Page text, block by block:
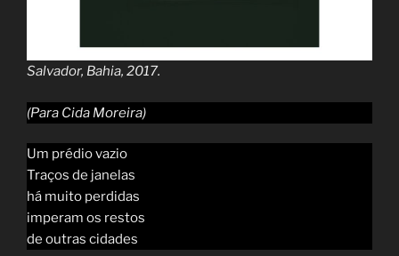
Salvador, Bahia, 2017.
(Para Cida Moreira)
Um prédio vazio
Traços de janelas
há muito perdidas
imperam os restos
de outras cidades